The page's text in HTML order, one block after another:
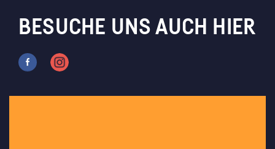
BESUCHE UNS AUCH HIER